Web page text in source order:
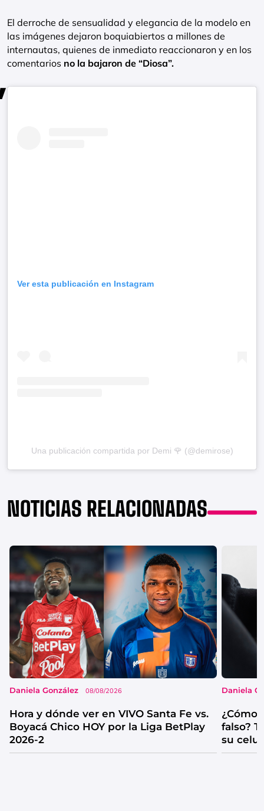
El derroche de sensualidad y elegancia de la modelo en
las imágenes dejaron boquiabiertos a millones de
internautas, quienes de inmediato reaccionaron y en los
comentarios no la bajaron de “Diosa”.
Ver esta publicación en Instagram
Una publicación compartida por Demi 🌹 (@demirose)
NOTICIAS RELACIONADAS
Daniela González 08/08/2026
Hora y dónde ver en VIVO Santa Fe vs.
Boyacá Chico HOY por la Liga BetPlay
2026-2
Daniela
¿Cómo
falso?
su